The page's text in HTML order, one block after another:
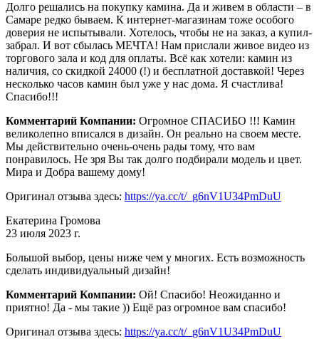
Долго решались на покупку камина. Да и живем в области – в
Самаре редко бываем. К интернет-магазинам тоже особого
доверия не испытывали. Хотелось, чтобы не на заказ, а купил-
забрал. И вот сбылась МЕЧТА! Нам прислали живое видео из
торгового зала и код для оплаты. Всё как хотели: камин из
наличия, со скидкой 24000 (!) и бесплатной доставкой! Через
несколько часов камин был уже у нас дома. Я счастлива!
Спасибо!!!
Комментарий Компании: Огромное СПАСИБО !!! Камин
великолепно вписался в дизайн. Он реально на своем месте.
Мы действительно очень-очень рады тому, что вам
понравилось. Не зря Вы так долго подбирали модель и цвет.
Мира и Добра вашему дому!
Оригинал отзыва здесь: https://ya.cc/t/_g6nV1U34PmDuU
Екатерина Громова
23 июля 2023 г.
Большой выбор, цены ниже чем у многих. Есть возможность
сделать индивидуальный дизайн!
Комментарий Компании: Ой! Спасибо! Неожиданно и
приятно! Да - мы такие )) Ещё раз огромное вам спасибо!
Оригинал отзыва здесь: https://ya.cc/t/_g6nV1U34PmDuU